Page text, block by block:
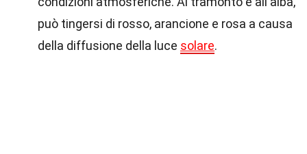
può tingersi di rosso, arancione e rosa a causa
della diffusione della luce solare.